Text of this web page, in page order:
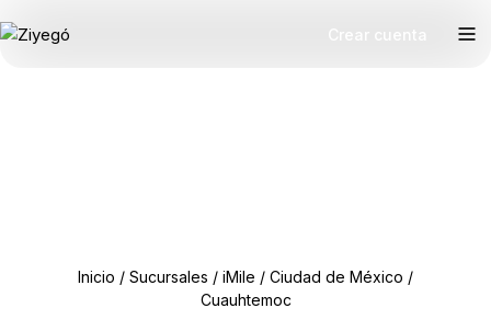
Inicio / Sucursales / iMile / Ciudad de México /
Cuauhtemoc